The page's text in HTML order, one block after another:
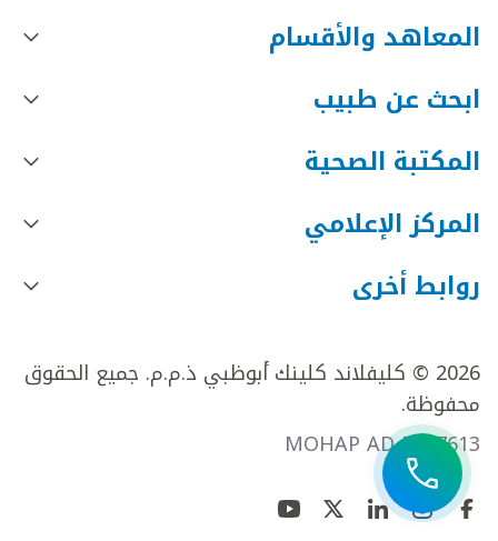
المعاهد والأقسام
ابحث عن طبيب
المكتبة الصحية
المركز الإعلامي
روابط أخرى
2026 © كليفلاند كلينك أبوظبي ذ.م.م. جميع الحقوق
محفوظة.
MOHAP AD FR27613